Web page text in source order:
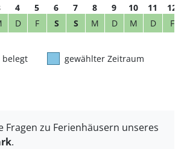
4 5 6 7 8 9 10 11
12
D F S S M D M D F
belegt gewählter Zeitraum
Fragen zu Ferienhäusern unseres
.